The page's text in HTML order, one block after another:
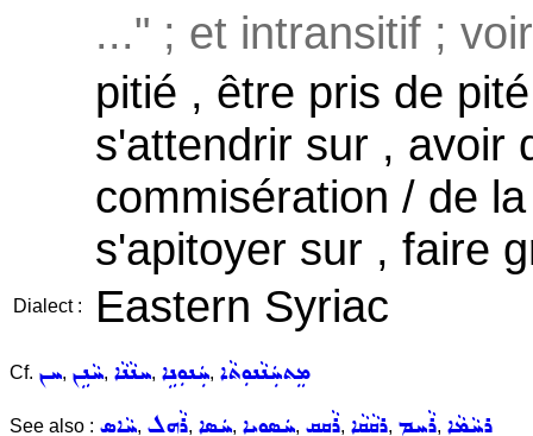
..." ; et intransitif ;
pitié , être pris de
s'attendrir sur , avoir
commisération / de
s'apitoyer sur , faire
Dialect : Eastern Syriac
Cf. ܚܢ, ܚܵܢܹܢ, ܚܢܵܢܵܐ, ܚܲܢܘܼܢܹܐ, ܡܸܬܚܲܢܵܢܘܼܬܵܐ
See also : ܚܵܐܹܣ, ܪܵܗܹܠ, ܚܲܣܹܐ, ܚܲܣܘܼܝܹܐ, ܪܵܩܹܩ, ܪܩܵܩܵܐ, ܪܵܚܹܡ, ܪܚܵܡܵܐ